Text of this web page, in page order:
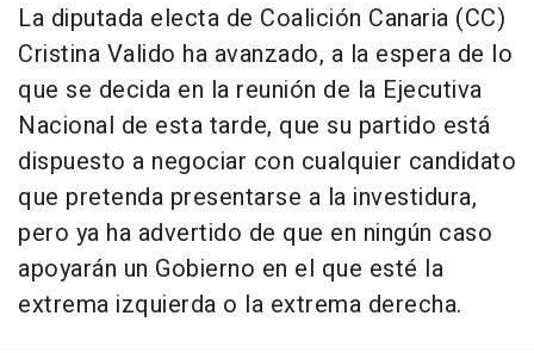
La diputada electa de Coalición Canaria (CC)
Cristina Valido ha avanzado, a la espera de lo
que se decida en la reunión de la Ejecutiva
Nacional de esta tarde, que su partido está
dispuesto a negociar con cualquier candidato
que pretenda presentarse a la investidura,
pero ya ha advertido de que en ningún caso
apoyarán un Gobierno en el que esté la
extrema izquierda o la extrema derecha.